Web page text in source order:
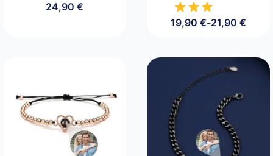
24,90€
19,90 €-21,90 €
Fascia
19,90 €
21,90 €